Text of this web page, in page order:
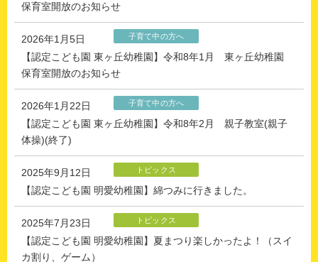
保育室開放のお知らせ
2026年1月5日 子育て中の方へ
【認定こども園 東ヶ丘幼稚園】令和8年1月 東ヶ丘幼稚園
保育室開放のお知らせ
2026年1月22日 子育て中の方へ
【認定こども園 東ヶ丘幼稚園】令和8年2月 親子教室(親子
体操)(終了)
2025年9月12日 トピックス
【認定こども園 明愛幼稚園】綿つみに行きました。
2025年7月23日 トピックス
【認定こども園 明愛幼稚園】夏まつり楽しかったよ！（スイ
カ割り、ゲーム）